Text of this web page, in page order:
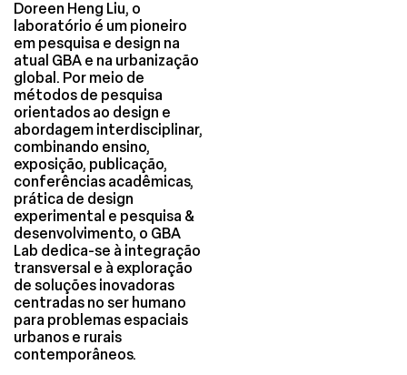
Doreen Heng Liu, o
laboratório é um pioneiro
em pesquisa e design na
atual GBA e na urbanização
global. Por meio de
métodos de pesquisa
orientados ao design e
abordagem interdisciplinar,
combinando ensino,
exposição, publicação,
conferências acadêmicas,
prática de design
experimental e pesquisa &
desenvolvimento, o GBA
Lab dedica-se à integração
transversal e à exploração
de soluções inovadoras
centradas no ser humano
para problemas espaciais
urbanos e rurais
contemporâneos.